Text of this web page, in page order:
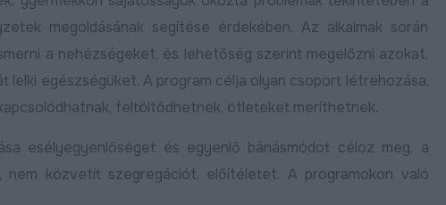
megoldásának segítése érdekében. Az alkalmak során
a nehézségeket, és lehetőség szerint megelőzni azokat,
lelki egészségüket. A program célja olyan csoport létrehozása,
feltöltődhetnek, ötleteket meríthetnek.
esélyegyenlőséget és egyenlő bánásmódot céloz meg, a
nem közvetít szegregációt, előítéletet. A programokon való